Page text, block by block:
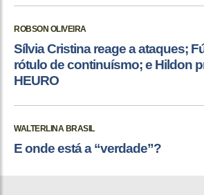
ROBSON OLIVEIRA
Sílvia Cristina reage a ataques;
rótulo de continuísmo; e Hildon
HEURO
WALTERLINA BRASIL
E onde está a “verdade”?